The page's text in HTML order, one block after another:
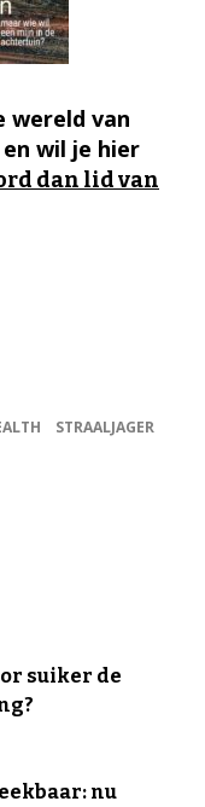
wereld van
wil je hier
dan lid van
STRAALJAGER
suiker de
nu